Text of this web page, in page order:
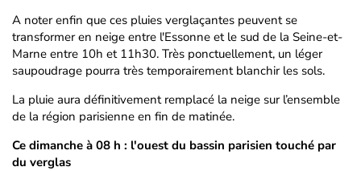
A noter enfin que ces pluies verglaçantes peuvent se
transformer en neige entre l'Essonne et le sud de la Seine-et-
Marne entre 10h et 11h30. Très ponctuellement, un léger
saupoudrage pourra très temporairement blanchir les sols.
La pluie aura définitivement remplacé la neige sur l’ensemble
de la région parisienne en fin de matinée.
Ce dimanche à 08 h : l'ouest du bassin parisien touché par
du verglas